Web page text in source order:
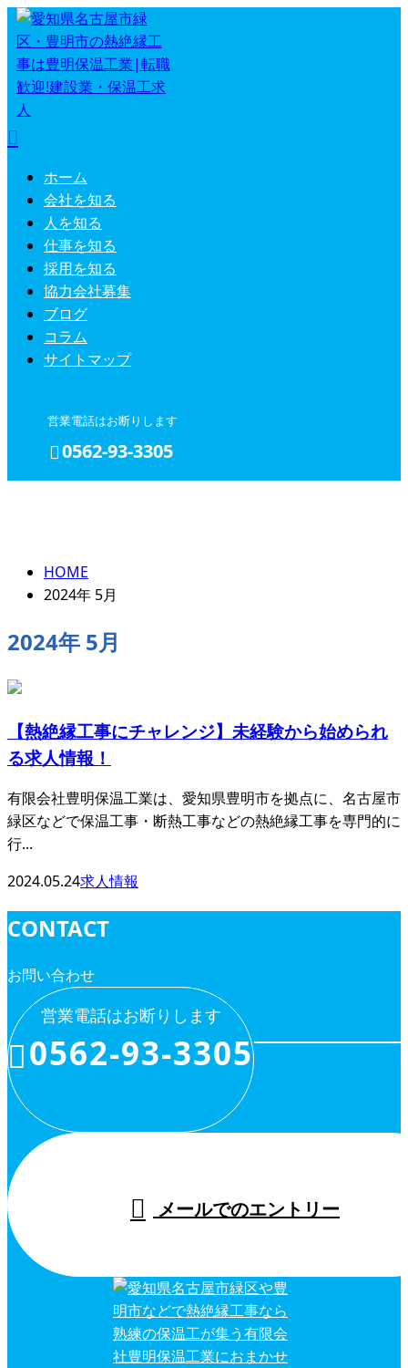
ホーム
会社を知る
人を知る
仕事を知る
採用を知る
協力会社募集
ブログ
コラム
サイトマップ
営業電話はお断りします
0562-93-3305
HOME
2024年 5月
2024年 5月
【熱絶縁工事にチャレンジ】未経験から始められ
る求人情報！
有限会社豊明保温工業は、愛知県豊明市を拠点に、名古屋市
緑区などで保温工事・断熱工事などの熱絶縁工事を専門的に
行...
2024.05.24求人情報
CONTACT
お問い合わせ
営業電話はお断りします
0562-93-3305
メールでのエントリー